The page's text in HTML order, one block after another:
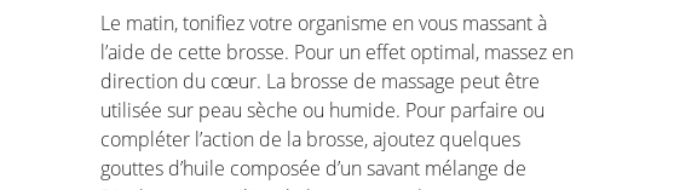
Le matin, tonifiez votre organisme en vous massant à
l’aide de cette brosse. Pour un effet optimal, massez en
direction du cœur. La brosse de massage peut être
utilisée sur peau sèche ou humide. Pour parfaire ou
compléter l’action de la brosse, ajoutez quelques
gouttes d’huile composée d’un savant mélange de